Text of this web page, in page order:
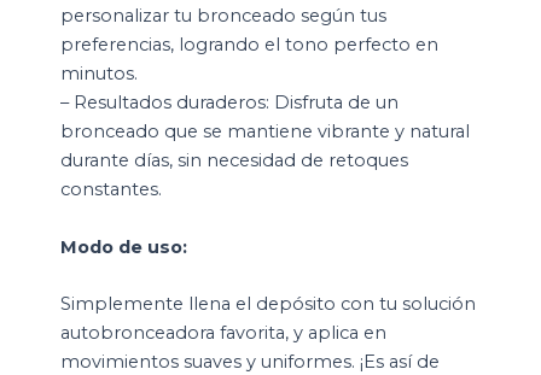
personalizar tu bronceado según tus
preferencias, logrando el tono perfecto en
minutos.
– Resultados duraderos: Disfruta de un
bronceado que se mantiene vibrante y natural
durante días, sin necesidad de retoques
constantes.
Modo de uso:
Simplemente llena el depósito con tu solución
autobronceadora favorita, y aplica en
movimientos suaves y uniformes. ¡Es así de